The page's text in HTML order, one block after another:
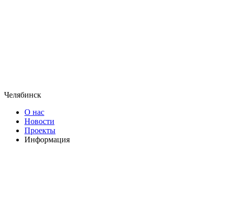
Челябинск
О нас
Новости
Проекты
Информация